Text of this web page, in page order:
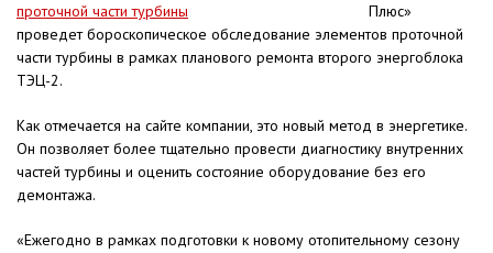
Плюс»
проведет бороскопическое обследование элементов проточной
части турбины в рамках планового ремонта второго энергоблока
ТЭЦ-2.
Как отмечается на сайте компании, это новый метод в энергетике.
Он позволяет более тщательно провести диагностику внутренних
частей турбины и оценить состояние оборудование без его
демонтажа.
«Ежегодно в рамках подготовки к новому отопительному сезону